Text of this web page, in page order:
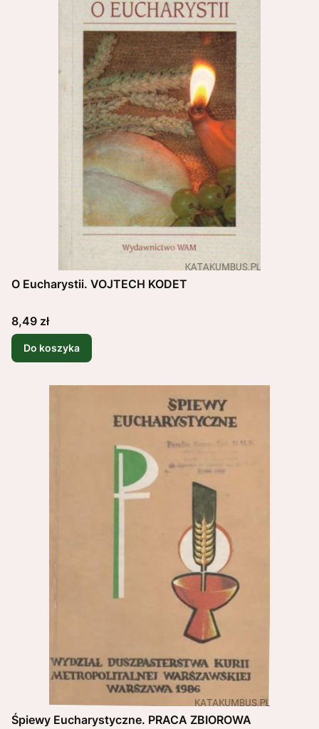
O Eucharystii. VOJTECH KODET
Cena
8,49 zł
Do koszyka
Śpiewy Eucharystyczne. PRACA ZBIOROWA